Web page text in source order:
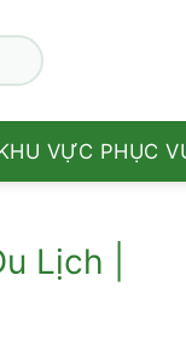
VỰC PHỤC
Lịch |